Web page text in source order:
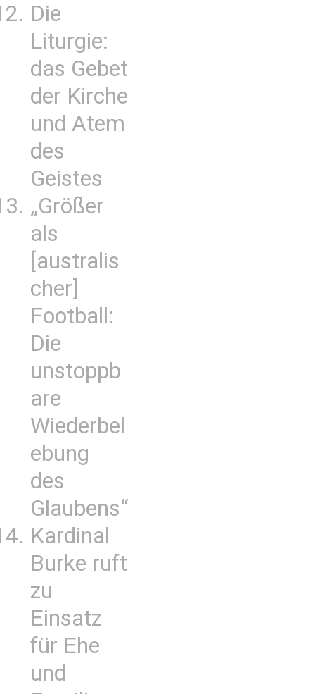
Die
Liturgie:
das Gebet
der Kirche
und Atem
des
Geistes
„Größer
als
[australis
cher]
Football:
Die
unstoppb
are
Wiederbel
ebung
des
Glaubens“
Kardinal
Burke ruft
zu
Einsatz
für Ehe
und